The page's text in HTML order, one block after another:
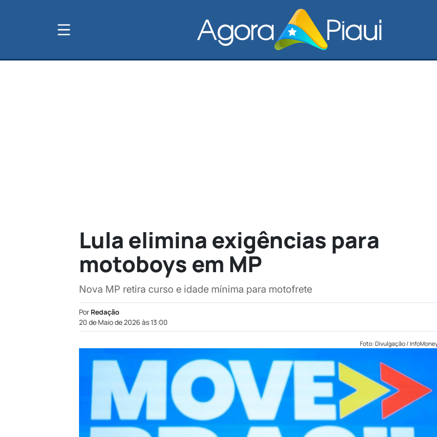
Lula elimina exigências para
motoboys em MP
Nova MP retira curso e idade mínima para motofrete
Por Redação
20 de Maio de 2026 às 13:00
Foto: Divulgação /